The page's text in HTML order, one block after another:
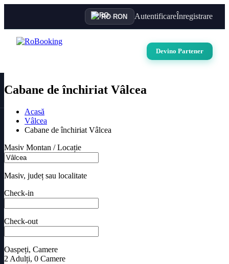
RO·RON AutentificareÎnregistrare
Devino Partener
Cabane de închiriat Vâlcea
Acasă
Vâlcea
Cabane de închiriat Vâlcea
Masiv Montan / Locație
Masiv, județ sau localitate
Check-in
Check-out
Oaspeți, Camere
2 Adulți, 0 Camere